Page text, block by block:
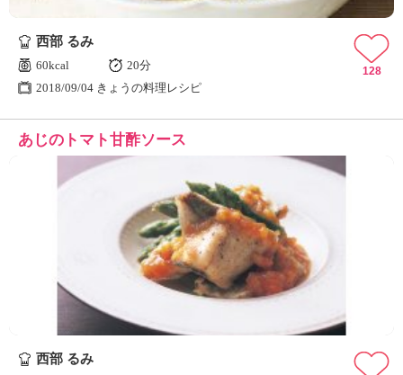
西部 るみ
60kcal
20分
2018/09/04 きょうの料理レシピ
128
あじのトマト甘酢ソース
西部 るみ